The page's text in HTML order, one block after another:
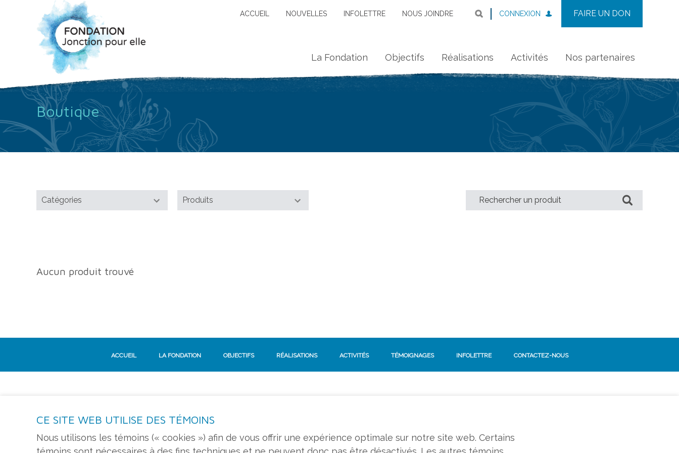
ACCUEIL NOUVELLES INFOLETTRE NOUS JOINDRE CONNEXION FAIRE UN DON
La Fondation Objectifs Réalisations Activités Nos partenaires
Boutique
Aucun produit trouvé
ACCUEIL LA FONDATION OBJECTIFS RÉALISATIONS ACTIVITÉS TÉMOIGNAGES INFOLETTRE CONTACTEZ-NOUS
S'ABONNER À L'INFOLETTRE
CE SITE WEB UTILISE DES TÉMOINS
Nous utilisons les témoins (« cookies ») afin de vous offrir une expérience optimale sur notre site web. Certains